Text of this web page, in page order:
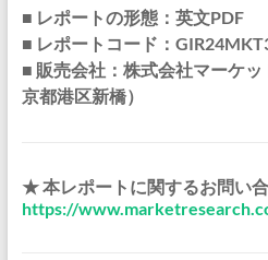
■ レポートの形態：英文PDF
■ レポートコード：
■ 販売会社：株式会社マーケ
京都港区新橋）
★ 本レポートに関するお問い
https://